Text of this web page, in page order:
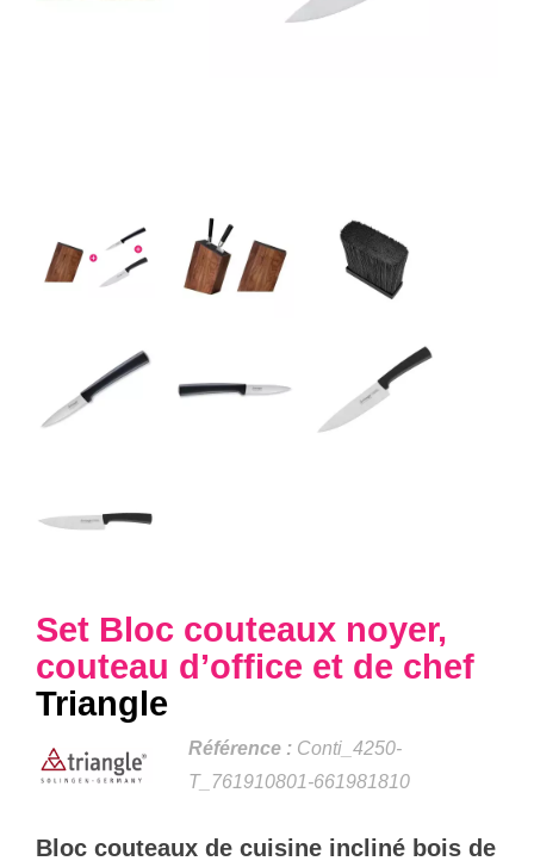
Set Bloc couteaux noyer,
couteau d’office et de chef
Triangle
Référence : Conti_4250-
T_761910801-661981810
Bloc couteaux de cuisine incliné bois de